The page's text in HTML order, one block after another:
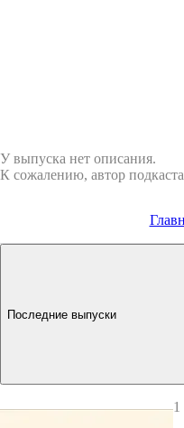
У выпуска нет описания.
К сожалению, автор
Последние выпуски
1